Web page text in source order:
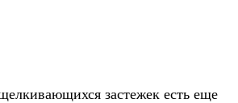
застежек есть еще